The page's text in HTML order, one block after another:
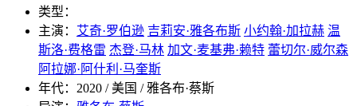
类型：
主演： 艾奇·罗伯逊 吉莉安·雅各布斯 小约翰·加拉赫 温
斯洛·费格雷 杰登·马林 加文·麦基弗·赖特 蕾切尔·威尔森
阿拉娜·阿什利·马奎斯
年代： 2020 / 美国 / 雅各布·蔡斯